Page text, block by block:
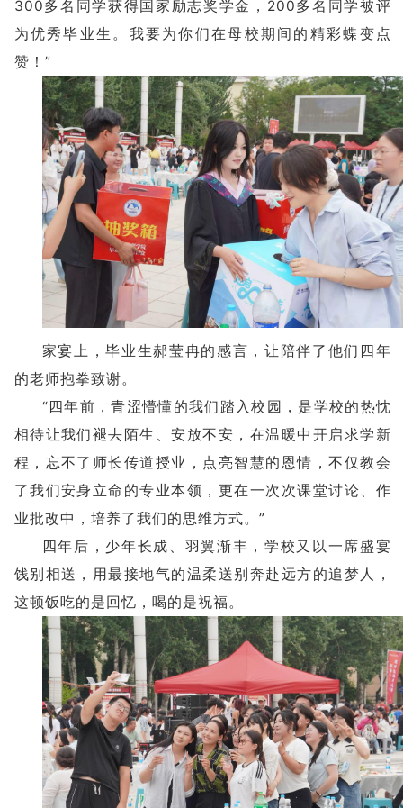
300多名同学获得国家励志奖学金，200多名同学被评
为优秀毕业生。我要为你们在母校期间的精彩蝶变点
赞！”
家宴上，毕业生郝莹冉的感言，让陪伴了他们四年
的老师抱拳致谢。
“四年前，青涩懵懂的我们踏入校园，是学校的热忱
相待让我们褪去陌生、安放不安，在温暖中开启求学新
程，忘不了师长传道授业，点亮智慧的恩情，不仅教会
了我们安身立命的专业本领，更在一次次课堂讨论、作
业批改中，培养了我们的思维方式。”
四年后，少年长成、羽翼渐丰，学校又以一席盛宴
饯别相送，用最接地气的温柔送别奔赴远方的追梦人，
这顿饭吃的是回忆，喝的是祝福。